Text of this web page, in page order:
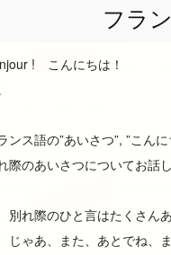
フラ
! こんにちは！
ンス語の”あいさつ”, ”こん
際のあいさつについてお話
別れ際のひと言はたくさんあ
じゃあ、また、あとでね、